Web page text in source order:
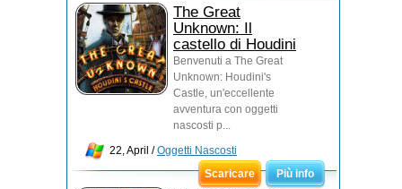
The Great
Unknown: Il
castello di Houdini
Benvenuti a The Great
Unknown: Houdini's
Castle, un'eccellente
avventura con oggetti
nascosti p...
22, April /Oggetti Nascosti
Scaricare
Più info